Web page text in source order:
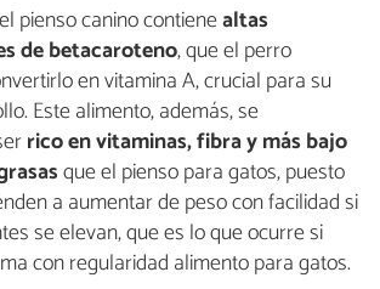
pienso canino contienealtas
de betacaroteno, que el perro
en vitamina A, crucial para su
Este alimento, además, se
rico en vitaminas, fibra y más bajo
que el pienso para gatos, puesto
a aumentar de peso con facilidad si
se elevan, que es lo que ocurre si
con regularidad alimento para gatos.